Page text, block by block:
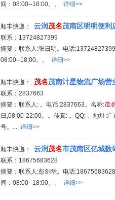
间：08:00--18:00。。 详细>>
顺丰快递： 云润茂名茂南区明明便利
联系：13724827399
摘要：联系人:张日明。电话
08:00--18:00。。 详细>>
顺丰快递： 茂名茂南计星物流广场营
联系：2837663
摘要：联系人: 。电话:2837663。名称:茂名
日,08:00-22:00。。传真: 。QQ: 。地址:广
号。... 详细>>
顺丰快递： 云润茂名市茂南区亿城数
联系：18675683628
摘要：联系人:彭剑华。电话
间：08:00--18:00。。 详细>>